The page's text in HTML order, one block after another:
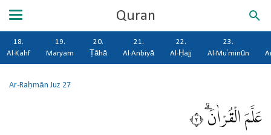
Quran
18.
Al-Kahf
19.
Maryam
20.
Ṭāhā
21.
Al-Anbiyā
22.
Al-Ḥajj
23.
Al-Mu'minūn
Ar-RaḥmānJuz 27
عَلَّمَ الْقُرْاٰنَۗ ٢